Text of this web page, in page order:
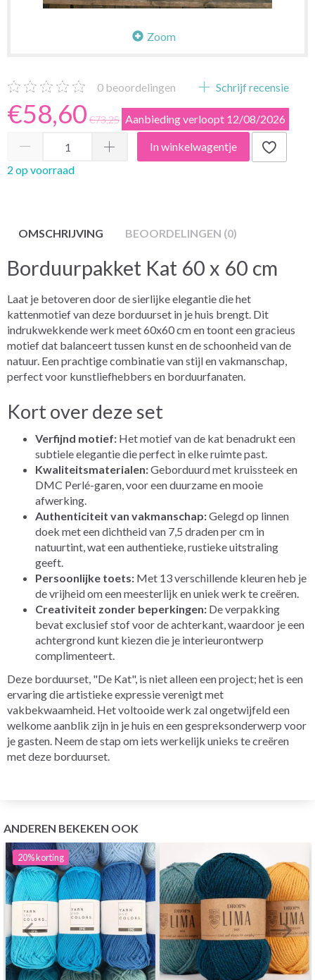
Zoom
0 beoordelingen Schrijf recensie
€58,60 €73,25 Aanbieding verloopt 12/08/2026
In winkelwagentje
2 op voorraad
OMSCHRIJVING BEOORDELINGEN (0)
Borduurpakket Kat 60 x 60 cm
Laat je betoveren door de sierlijke elegantie die het
kattenmotief van deze borduurset in je huis brengt. Dit
indrukwekkende werk meet 60x60 cm en toont een gracieus
motief dat balanceert tussen kunst en de schoonheid van de
natuur. Een prachtige combinatie van stijl en vakmanschap,
perfect voor kunstliefhebbers en borduurfanaten.
Kort over deze set
Verfijnd motief: Het motief van de kat benadrukt een
subtiele elegantie die perfect in elke ruimte past.
Kwaliteitsmaterialen:Geborduurd met kruissteek en
DMC Perlé-garen, voor een duurzame en mooie
afwerking.
Authenticiteit van vakmanschap:Gelegd op linnen
doek met een dichtheid van 7,5 draden per cm in
natuurtint, wat een authentieke, rustieke uitstraling
geeft.
Persoonlijke toets: Met 13 verschillende kleuren heb je
de vrijheid om een meesterlijk en uniek werk te creëren.
Creativiteit zonder beperkingen: De verpakking
bevat exclusief stof voor de achterkant, waardoor je een
achtergrond kunt kiezen die je interieurontwerp
complimenteert.
Deze borduurset, "De Kat", is niet alleen een project; het is een
ervaring die artistieke expressie verenigt met
vakbekwaamheid. Het voltooide werk zal ongetwijfeld een
welkome aanblik zijn in je huis en een gespreksonderwerp voor
je gasten. Neem de stap om iets werkelijk unieks te creëren
met deze borduurset.
ANDEREN BEKEKEN OOK
20%korting